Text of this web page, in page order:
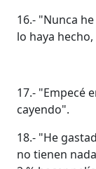
16.- "Nunca
lo haya
17.- "Empecé
cayendo".
18.- "He
no tienen